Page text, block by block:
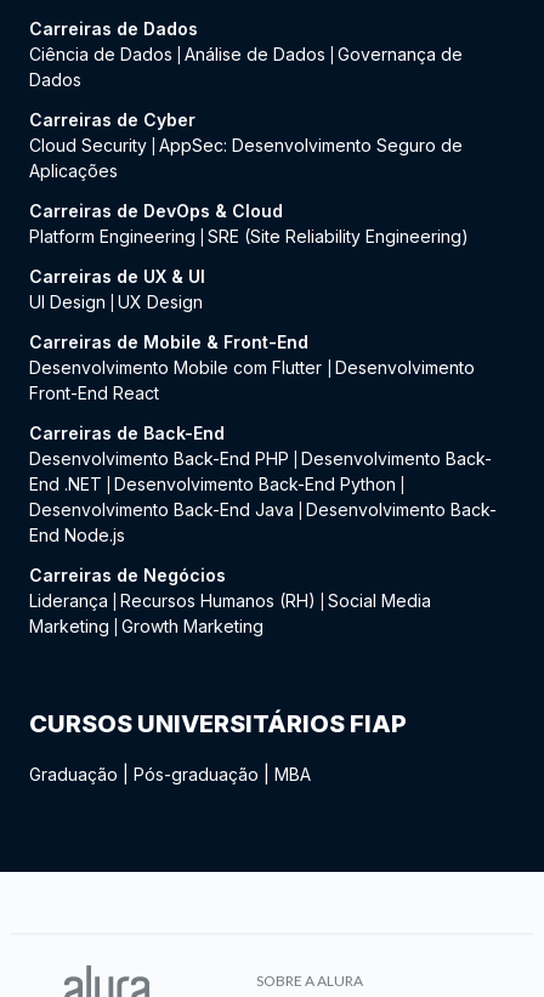
Carreiras de Dados
Ciência de Dados
Análise de Dados
Governança de
Dados
Carreiras de Cyber
Cloud Security AppSec: Desenvolvimento Seguro de
Aplicações
Carreiras de DevOps & Cloud
Platform Engineering
SRE (Site Reliability Engineering)
Carreiras de UX & UI
UI Design
UX Design
Carreiras de Mobile & Front-End
Desenvolvimento Mobile com Flutter
Desenvolvimento
Front-End React
Carreiras de Back-End
Desenvolvimento Back-End PHP
Desenvolvimento Back-
End .NET
Desenvolvimento Back-End Python
Desenvolvimento Back-End Java
Desenvolvimento Back-
End Node.js
Carreiras de Negócios
Liderança
Recursos Humanos (RH)
Social Media
Marketing
Growth Marketing
CURSOS UNIVERSITÁRIOS FIAP
Graduação Pós-graduação MBA
SOBRE A ALURA